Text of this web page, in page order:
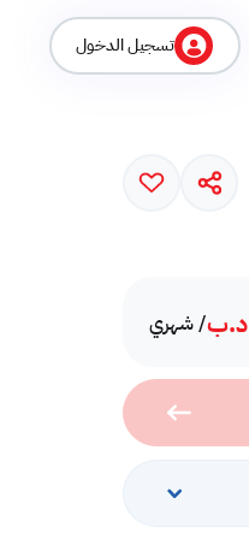
تسجيل الدخول
د.ب/ شهري